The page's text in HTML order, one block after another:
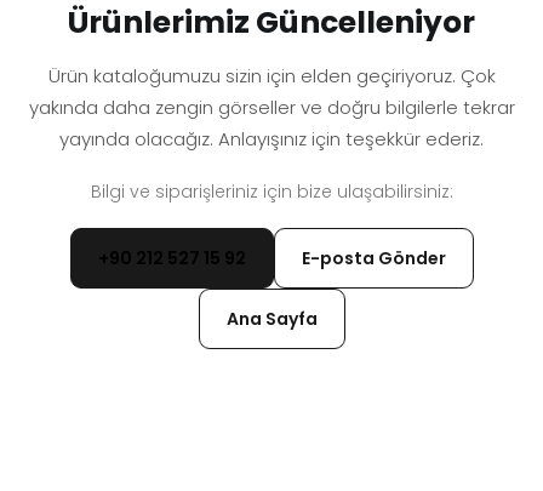
Ürünlerimiz Güncelleniyor
Ürün kataloğumuzu sizin için elden geçiriyoruz. Çok
yakında daha zengin görseller ve doğru bilgilerle tekrar
yayında olacağız. Anlayışınız için teşekkür ederiz.
Bilgi ve siparişleriniz için bize ulaşabilirsiniz:
+90 212 527 15 92 E-posta Gönder
Ana Sayfa